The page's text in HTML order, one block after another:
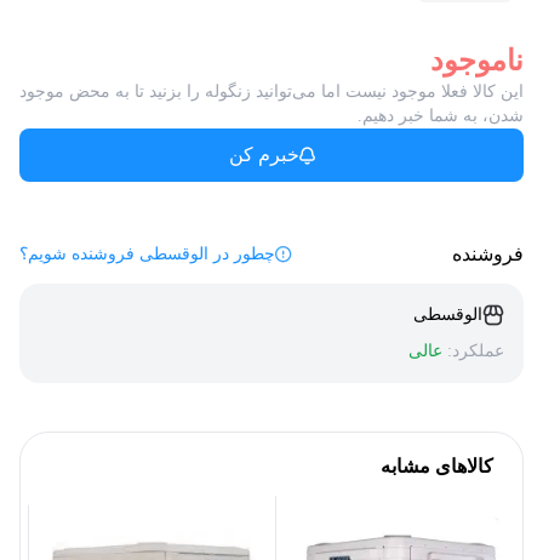
ناموجود
این کالا فعلا موجود نیست اما می‌توانید زنگوله را بزنید تا به محض موجود
شدن، به شما خبر دهیم.
خبرم کن
فروشنده چطور در الوقسطی فروشنده شویم؟
الوقسطی
عملکرد: عالی
کالاهای مشابه